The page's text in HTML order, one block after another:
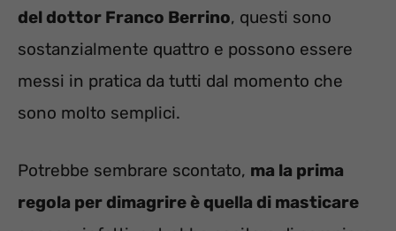
del dottor Franco Berrino, questi sono
sostanzialmente quattro e possono essere
messi in pratica da tutti dal momento che
sono molto semplici.
Potrebbe sembrare scontato, ma la prima
regola per dimagrire è quella di masticare